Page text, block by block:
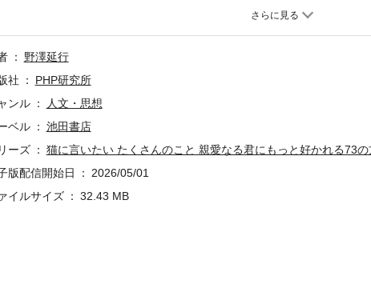
、ネコのちょっとしたかわいらしいしぐさや気になる行動に思わずこぼ
持ちはもっと通じ合うことができるはずです。ネコという愛すべき動物
この本によって、あなたがさらにネコと親密な関係を築くことができる
野澤延行
社
PHP研究所
ンル
人文・思想
ベル
池田書店
ーズ
猫に言いたい たくさんのこと 親愛なる君にもっと好かれる73の
版配信開始日
2026/05/01
イルサイズ
32.43 MB